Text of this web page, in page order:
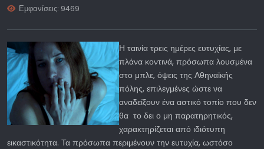
Εμφανίσεις: 9469
Η ταινία τρεις ημέρες ευτυχίας, με
πλάνα κοντινά, πρόσωπα λουσμένα
στο μπλε, όψεις της Αθηναϊκής
πόλης, επιλεγμένες ώστε να
αναδείξουν ένα αστικό τοπίο που δεν
θα το δει ο μη παρατηρητικός,
χαρακτηρίζεται από ιδιότυπη
εικαστικότητα. Τα πρόσωπα περιμένουν την ευτυχία, ωστόσο